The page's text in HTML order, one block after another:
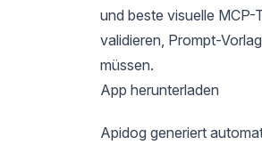
und beste visuelle
validieren, Prompt-
müssen.
App herunterladen
Apidog generiert